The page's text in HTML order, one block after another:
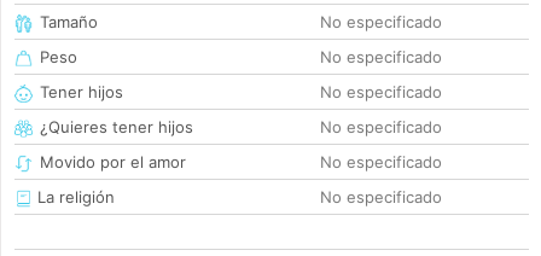
Tamaño
No especificado
Peso
No especificado
Tener hijos
No especificado
¿Quieres tener hijos
No especificado
Movido por el amor
No especificado
La religión
No especificado